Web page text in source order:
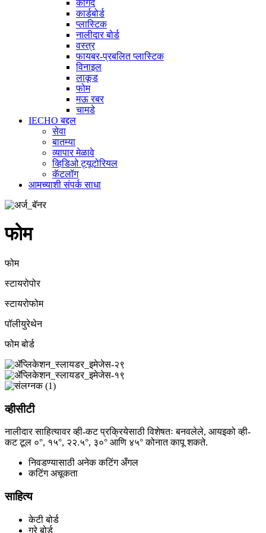
कागद
कार्डबोर्ड
प्लास्टिक
नालीदार बोर्ड
वस्त्र
फायबर-प्रबलित प्लास्टिक
विनाइल
लाकूड
फोम
मऊ रबर
चामडे
IECHO बद्दल
सेवा
बातम्या
व्यापार मेळावे
व्हिडिओ ट्यूटोरियल
कॅटलॉग
आमच्याशी संपर्क साधा
फोम
फोम
स्टायरोपोर
स्टायरोफोम
पॉलीयुरेथेन
फोम बोर्ड
व्हीसीटी
नालीदार साहित्यावर व्ही-कट प्रक्रियेसाठी विशेषतः बनवलेले, आयइको व्ही-
कट टूल ०°, १५°, २२.५°, ३०° आणि ४५° कोनात कापू शकते.
निवडण्यासाठी अनेक कटिंग अँगल
कटिंग अचूकता
साहित्य
केटी बोर्ड
ग्रे बोर्ड